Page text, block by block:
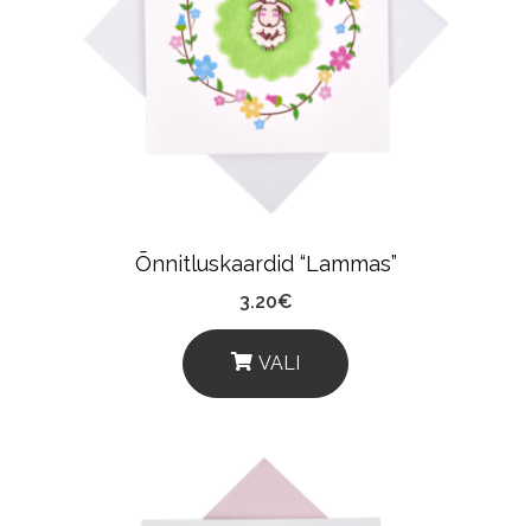
Options
May
Be
The
Product
Õnnitluskaardid “Lammas”
3.20€
VALI
This
Has
Multiple